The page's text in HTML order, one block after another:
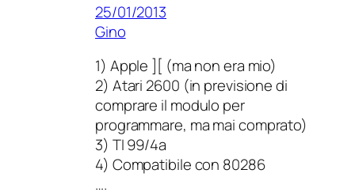
25/01/2013
Gino
1) Apple ][ (ma non era mio)
2) Atari 2600 (in previsione di
comprare il modulo per
programmare, ma mai comprato)
3) TI 99/4a
4) Compatibile con 80286
….